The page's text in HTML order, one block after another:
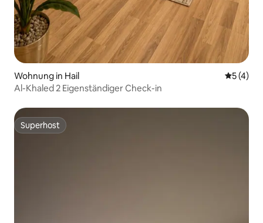
Wohnung in Hail
5 (4)
Al-Khaled 2 Eigenständiger Check-in
Superhost
Superhost